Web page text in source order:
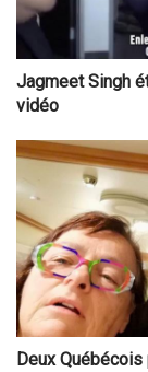
Jagmeet Singh
vidéo
Deux